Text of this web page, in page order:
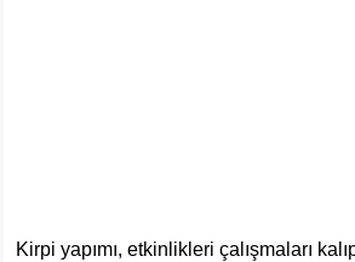
Kirpi yapımı, etkinlikleri çalışmaları